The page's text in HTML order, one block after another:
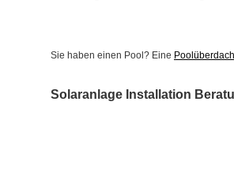
Sie haben einen Pool? Eine
Solaranlage Installation